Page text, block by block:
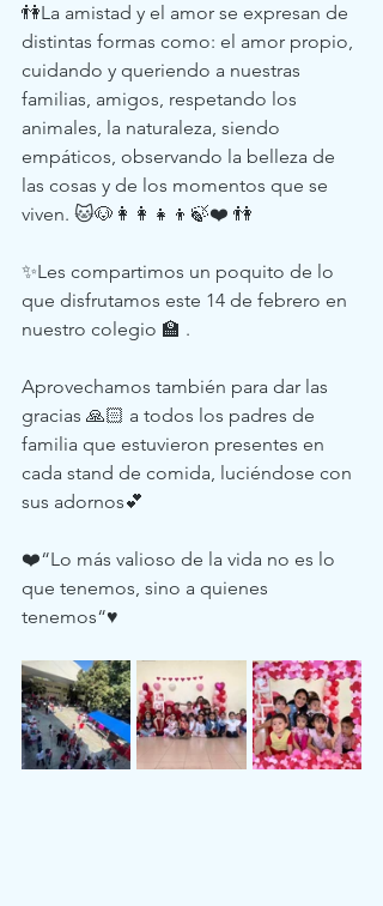
👫La amistad y el amor se expresan de
distintas formas como: el amor propio,
cuidando y queriendo a nuestras
familias, amigos, respetando los
animales, la naturaleza, siendo
empáticos, observando la belleza de
las cosas y de los momentos que se
viven. 🐱🐶👩‍👩‍👧‍👦🍃❤️ 👫
✨Les compartimos un poquito de lo
que disfrutamos este 14 de febrero en
nuestro colegio 🏫 .
Aprovechamos también para dar las
gracias 🙏🏻 a todos los padres de
familia que estuvieron presentes en
cada stand de comida, luciéndose con
sus adornos💕
❤️“Lo más valioso de la vida no es lo
que tenemos, sino a quienes
tenemos“♥️